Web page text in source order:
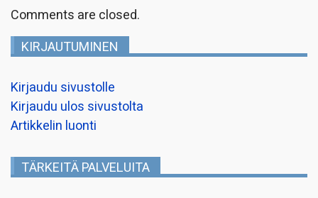
Comments are closed.
KIRJAUTUMINEN
Kirjaudu sivustolle
Kirjaudu ulos sivustolta
Artikkelin luonti
TÄRKEITÄ PALVELUITA